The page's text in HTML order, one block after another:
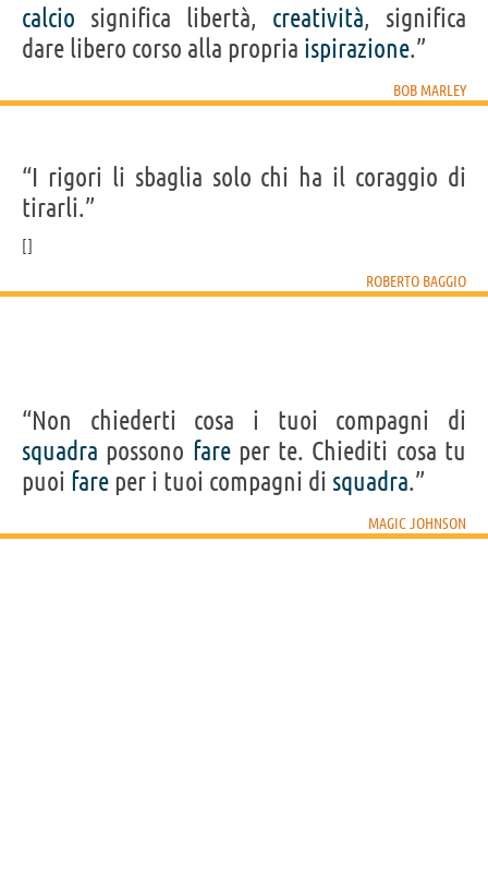
calcio significa libertà, creatività, significa
dare libero corso alla propria ispirazione.”
BOB MARLEY
“I rigori li sbaglia solo chi ha il coraggio di
tirarli.”
ROBERTO BAGGIO
“Non chiederti cosa i tuoi compagni di
squadra possono fareper te. Chiediti cosa tu
puoi fare per i tuoi compagni di squadra.”
MAGIC JOHNSON